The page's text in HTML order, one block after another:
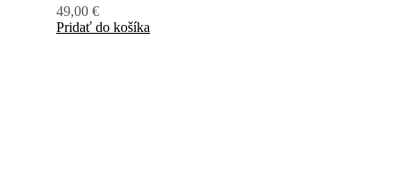
49,00 €
Pridať do košíka